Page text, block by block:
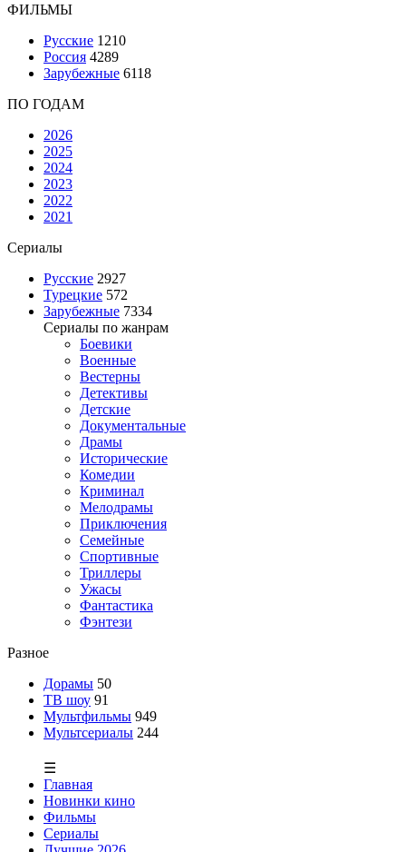
ФИЛЬМЫ
Русские 1210
Россия 4289
Зарубежные 6118
ПО ГОДАМ
2026
2025
2024
2023
2022
2021
Сериалы
Русские 2927
Турецкие 572
Зарубежные 7334
Сериалы по жанрам
Боевики
Военные
Вестерны
Детективы
Детские
Документальные
Драмы
Исторические
Комедии
Криминал
Мелодрамы
Приключения
Семейные
Спортивные
Триллеры
Ужасы
Фантастика
Фэнтези
Разное
Дорамы 50
ТВ шоу 91
Мультфильмы 949
Мультсериалы 244
☰
Главная
Новинки кино
Фильмы
Сериалы